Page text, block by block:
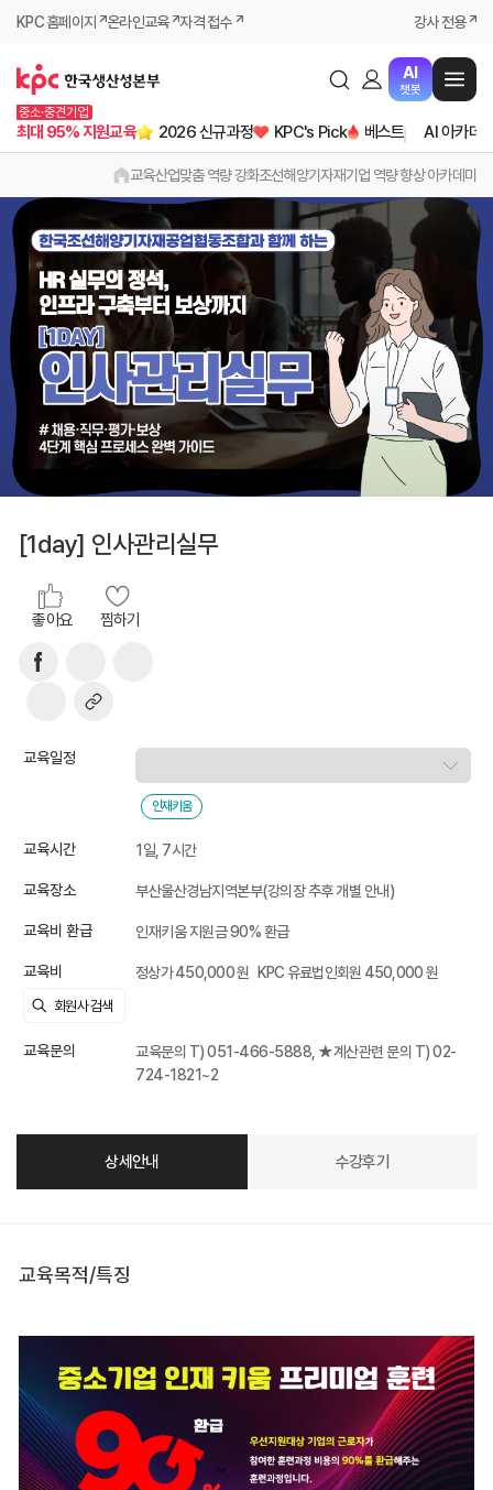
KPC 홈페이지 온라인교육 자격 접수 강사 전용
AI
챗봇
중소·중견기업
최대 95% 지원교육 2026 신규과정 KPC's Pick 베스트 AI 아카데
교육산업맞춤 역량 강화조선해양기자재기업 역량 향상 아카데미
[1day] 인사관리실무
좋아요 찜하기
교육일정
인재키움
교육시간 1일, 7시간
교육장소 부산울산경남지역본부(강의장 추후 개별 안내)
교육비 환급 인재키움 지원금 90% 환급
교육비 정상가 450,000 원 KPC 유료법인회원 450,000 원
교육문의
교육문의 T) 051-466-5888, ★계산관련 문의 T) 02-
724-1821~2
상세안내 수강후기
교육목적/특징